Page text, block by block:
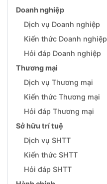
Doanh nghiệp
Dịch vụ Doanh nghiệp
Kiến thức Doanh nghiệp
Hỏi đáp Doanh nghiệp
Thương mại
Dịch vụ Thương mại
Kiến thức Thương mại
Hỏi đáp Thương mại
Sở hữu trí tuệ
Dịch vụ SHTT
Kiến thức SHTT
Hỏi đáp SHTT